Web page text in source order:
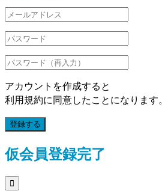
アカウントを作成すると
利用規約に同意したことになります。
登録する
仮会員登録完了
